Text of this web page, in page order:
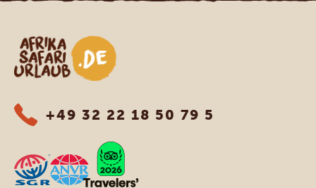
Afrika Safari Urlaub
+49 32 22 18 50 79 5